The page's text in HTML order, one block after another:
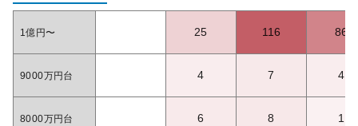
1億円〜 25 116 86
9000万円台 4 7 4
8000万円台 6 8 1